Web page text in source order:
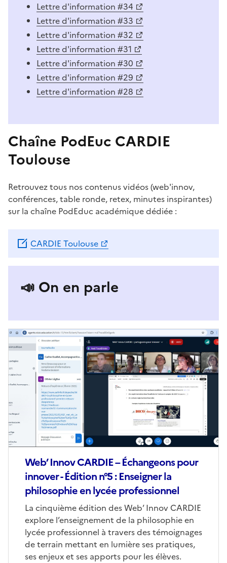
Lettre d'information #34
Lettre d'information #33
Lettre d'information #32
Lettre d'information #31
Lettre d'information #30
Lettre d'information #29
Lettre d'information #28
Chaîne PodEuc CARDIE
Toulouse
Retrouvez tous nos contenus vidéos (web'innov,
conférences, table ronde, retex, minutes inspirantes)
sur la chaîne PodEduc académique dédiée :
CARDIE Toulouse
📣 On en parle
Web’ Innov CARDIE – Échangeons pour
innover - Édition n°5 : Enseigner la
philosophie en lycée professionnel
Corps
La cinquième édition des Web’ Innov CARDIE
explore l’enseignement de la philosophie en
lycée professionnel à travers des témoignages
de terrain mettant en lumière ses pratiques,
ses enjeux et ses apports pour les élèves.
Image
de
couverture
(conseillée)